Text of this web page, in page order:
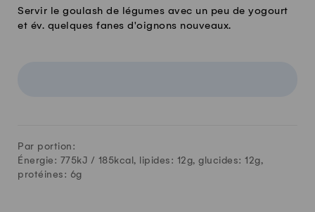
Servir le goulash de légumes avec un peu de yogourt
et év. quelques fanes d'oignons nouveaux.
Par portion:
Énergie: 775kJ / 185kcal, lipides: 12g, glucides: 12g,
protéines: 6g